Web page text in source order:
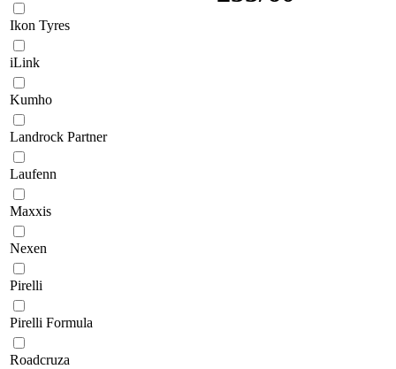
Ikon Tyres
iLink
Kumho
Landrock Partner
Laufenn
Maxxis
Nexen
Pirelli
Pirelli Formula
Roadcruza